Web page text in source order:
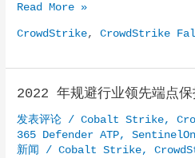
被
林
顿
律
师
Read More »
CrowdStrike,CrowdStrike
2022 年规避行业领先端点保
发表评论 /Cobalt Strike,
365 Defender ATP,
新闻 /Cobalt Strike,